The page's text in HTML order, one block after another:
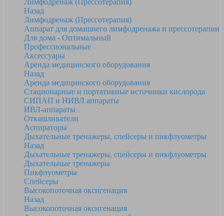
Лимфодренаж (Прессотерапия)
Назад
Лимфодренаж (Прессотерапия)
Аппарат для домашнего лимфодренажа и прессотерапии
Для дома - Оптимальный
Профессиональные
Аксессуары
Аренда медицинского оборудования
Назад
Аренда медицинского оборудования
Стационарные и портативные источники кислорода
СИПАП и НИВЛ аппараты
ИВЛ-аппараты
Откашливатели
Аспираторы
Дыхательные тренажеры, спейсеры и пикфлуометры
Назад
Дыхательные тренажеры, спейсеры и пикфлуометры
Дыхательные тренажеры
Пикфлуометры
Спейсеры
Высокопоточная оксигенация
Назад
Высокопоточная оксигенация